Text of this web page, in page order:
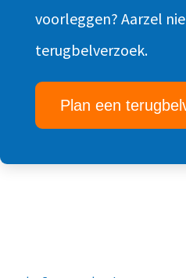
voorleggen? Aarzel
terugbelverzoek.
Plan een